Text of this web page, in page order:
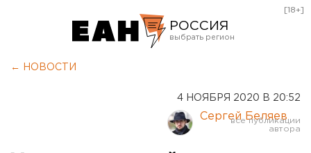
РОССИЯ
Курган
Оренбург
[18+]
← НОВОСТИ
4 НОЯБРЯ 2020 В 20:52
Сергей Беляев